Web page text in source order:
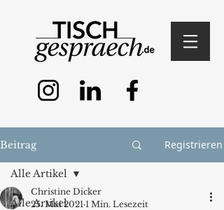
Beitrag Registrieren
Alle Artikel
Alle Artikel
Christine Dicker
25. Mai 2021 1 Min. Lesezeit